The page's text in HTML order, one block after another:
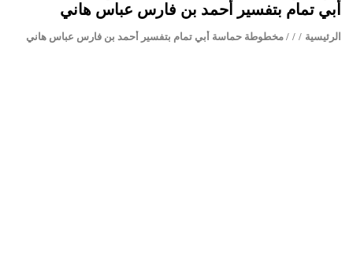
أبي تمام بتفسير أحمد بن فارس عباس هاني
الرئيسية /
/ / مخطوطة حماسة أبي تمام بتفسير أحمد بن فارس عباس هاني